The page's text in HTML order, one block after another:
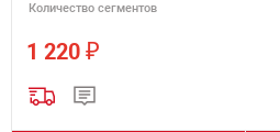
Количество сегментов
1 220 ₽